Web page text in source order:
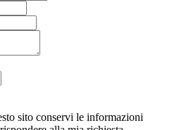
sito conservi le informazioni